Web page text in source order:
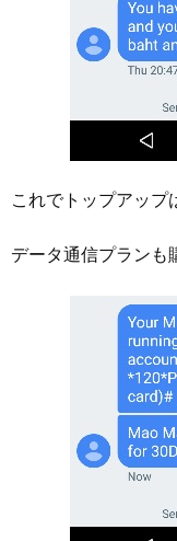
これでトップアップ
データ通信プランも